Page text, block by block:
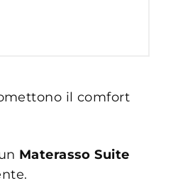
il comfort
Materasso Suite